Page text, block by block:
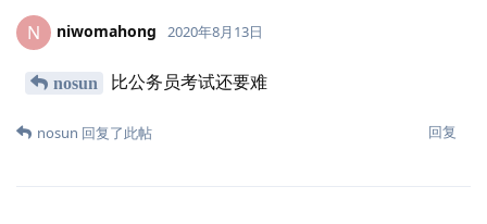
N niwomahong 2020年8月13日
nosun 比公务员考试还要难
回复
nosun 回复了此帖